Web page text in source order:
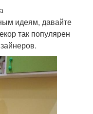
идеям, давайте
так популярен